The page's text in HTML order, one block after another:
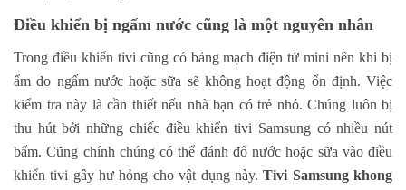
Điều khiển bị ngấm nước cũng là một nguyên nhân
Trong điều khiển tivi cũng có bảng mạch điện tử mini nên khi bị
ẩm do ngấm nước hoặc sữa sẽ không hoạt động ổn định. Việc
kiểm tra này là cần thiết nếu nhà bạn có trẻ nhỏ. Chúng luôn bị
thu hút bởi những chiếc điều khiển tivi Samsung có nhiều nút
bấm. Cũng chính chúng có thể đánh đổ nước hoặc sữa vào điều
khiển tivi gây hư hỏng cho vật dụng này.Tivi Samsung khong